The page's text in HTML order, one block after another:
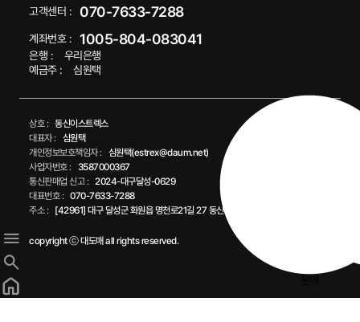
고객센터 : 070-7633-7288
계좌번호 : 1005-804-083041
은행 :
우리은행
예금주 :
심원택
상호 : 동신이스트렉스
대표자 :
심원택
개인정보보호책임자 :
심원택(estrex@daum.net)
사업자번호 :
3587000367
통신판매업 신고 : 2024-대구달성-0629
대표번호 : 070-7633-7288
주소 :
[42961] 대구 달성군 화원읍 명천로21길 27 동신이스트렉스
copyright ⓒ 대도매 all rights reserved.